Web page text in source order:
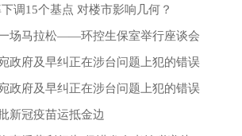
调15个基点 对楼市影响几何？
场马拉松——环控生保室举行座谈会
政府及早纠正在涉台问题上犯的错误
政府及早纠正在涉台问题上犯的错误
新冠疫苗运抵金边